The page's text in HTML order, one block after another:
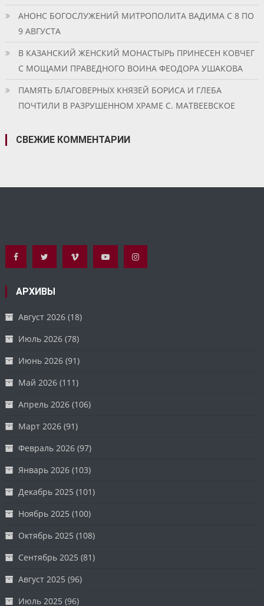
АНОНС БОГОСЛУЖЕНИЙ МИТРОПОЛИТА ВАДИМА С 8 ПО
9 АВГУСТА
В КАЗАНСКИЙ ЖЕНСКИЙ МОНАСТЫРЬ ПРИНЕСЕН КОВЧЕГ
С МОЩАМИ ПРАВЕДНОГО ВОИНА ФЕОДОРА УШАКОВА
ПАМЯТЬ БЛАГОВЕРНЫХ КНЯЗЕЙ БОРИСА И ГЛЕБА
ПОЧТИЛИ В РАЗРУШЕННОМ ХРАМЕ С. МАТВЕЕВСКОЕ
СВЕЖИЕ КОММЕНТАРИИ
АРХИВЫ
Август 2026 (18)
Июль 2026 (78)
Июнь 2026 (91)
Май 2026 (111)
Апрель 2026 (106)
Март 2026 (91)
Февраль 2026 (97)
Январь 2026 (103)
Декабрь 2025 (101)
Ноябрь 2025 (100)
Октябрь 2025 (108)
Сентябрь 2025 (81)
Август 2025 (96)
Июль 2025 (96)